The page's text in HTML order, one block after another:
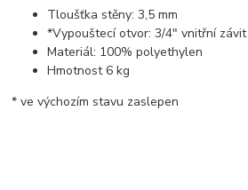
Tloušťka stěny: 3,5 mm
*Vypouštecí otvor: 3/4" vnitřní závit
Materiál: 100% polyethylen
Hmotnost 6 kg
* ve výchozím stavu zaslepen